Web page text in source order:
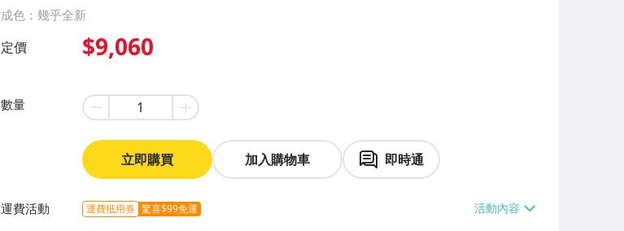
成色：幾乎全新
定價 $9,060
數量
立即購買 加入購物車 即時通
運費活動 運費抵用券 驚喜$99免運